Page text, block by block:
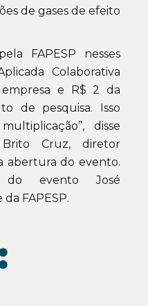
de gases de efeito
FAPESP nesses
Colaborativa
e R$ 2 da
de pesquisa. Isso
disse
Cruz, diretor
abertura do evento.
do evento José
FAPESP.